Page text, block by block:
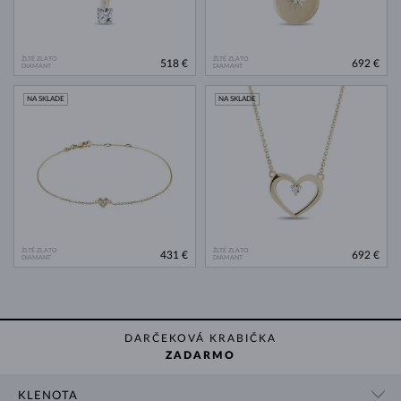
ŽLTÉ ZLATO
DIAMANT
518 €
ŽLTÉ ZLATO
DIAMANT
692 €
ŽLTÉ ZLATO
DIAMANT
NA SKLADE
431 €
ŽLTÉ ZLATO
DIAMANT
NA SKLADE
692 €
DARČEKOVÁ KRABIČKA
ZADARMO
KLENOTA